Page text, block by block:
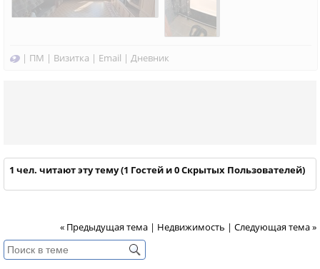
| ПМ | Визитка | Email | Дневник
1 чел. читают эту тему (1 Гостей и 0 Скрытых Пользователей)
« Предыдущая тема | Недвижимость | Следующая тема »